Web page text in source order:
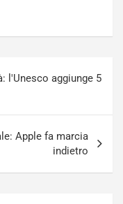
l'Unesco aggiunge 5
Apple fa marcia
indietro